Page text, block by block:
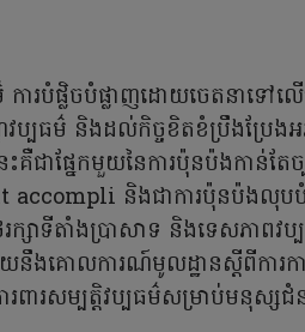
ារបំផ្លិចបំផ្លាញដោយចេតនាទៅលើហ
វប្បធម៌ និងដល់កិច្ចខិតខំប្រឹងប្រែង
គឺជាផ្នែកមួយនៃការប៉ុនប៉ងកាន់តែ
accompli និងជាការប៉ុនប៉ងលុប
ែរក្សាទីតាំងប្រាសាទ និងទេសភ
យនឹងគោលការណ៍មូលដ្ឋានស្តីពីការក
ារពារសម្បត្តិវប្បធម៌សម្រាប់មនុស្